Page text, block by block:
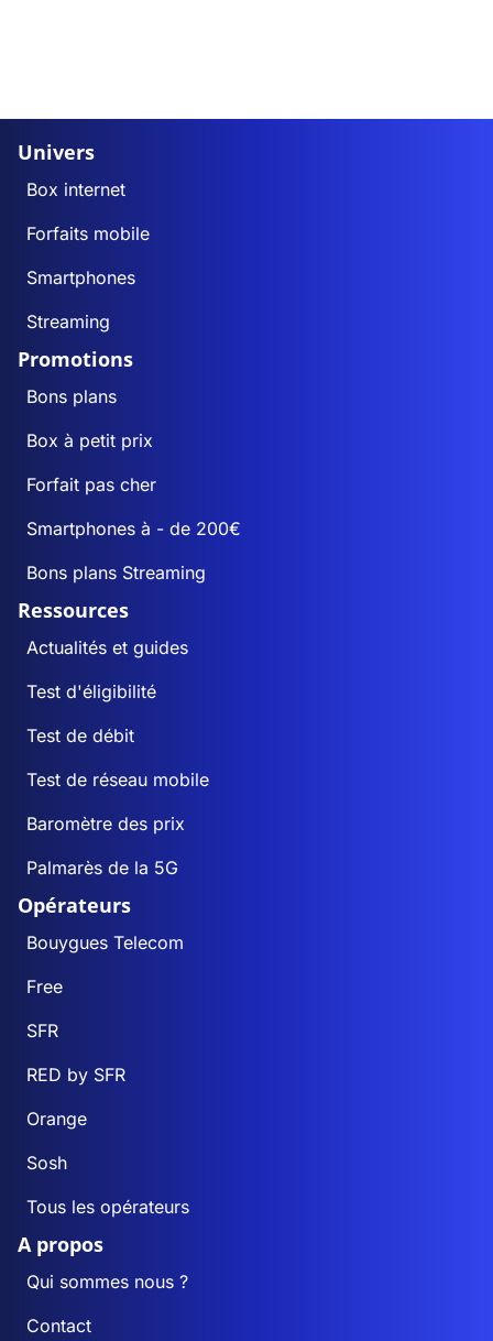
Univers
Box internet
Forfaits mobile
Smartphones
Streaming
Promotions
Bons plans
Box à petit prix
Forfait pas cher
Smartphones à - de 200€
Bons plans Streaming
Ressources
Actualités et guides
Test d'éligibilité
Test de débit
Test de réseau mobile
Baromètre des prix
Palmarès de la 5G
Opérateurs
Bouygues Telecom
Free
SFR
RED by SFR
Orange
Sosh
Tous les opérateurs
A propos
Qui sommes nous ?
Contact